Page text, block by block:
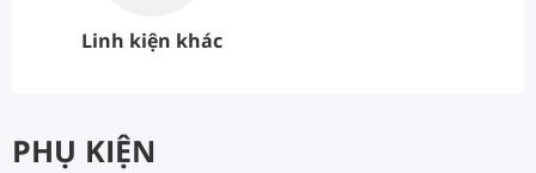
Linh kiện khác
PHỤ KIỆN